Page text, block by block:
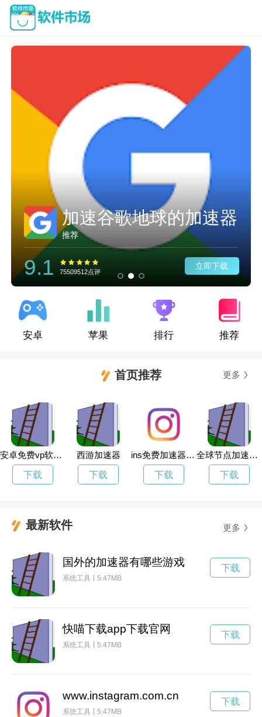
加速谷歌地球的加速器
推荐
9.1 75509512点评
立即下载
安卓 苹果 排行 推荐
首页推荐 更多
安卓免费vp软件下载
下载
西游加速器
下载
ins免费加速器永久免费版有哪些
下载
全球节点加速器破解版
下载
最新软件 更多
国外的加速器有哪些游戏
系统工具 5.47MB
下载
快喵下载app下载官网
系统工具 5.47MB
下载
www.instagram.com.cn
系统工具 5.47MB
下载